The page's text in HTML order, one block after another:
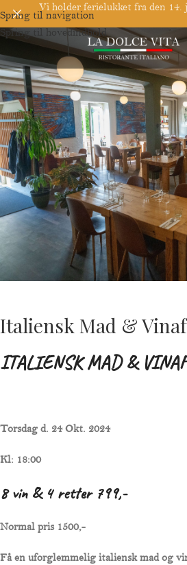
Spring til navigation
Spring til hovedindhold
Vi holder ferielukket fra den
Italiensk Mad &
ITALIENSK MAD &
Torsdag d. 24 Okt. 2024
Kl: 18:00
8 vin & 4 retter 799,-
Normal pris 1500,-
Få en uforglemmelig italiensk mad og